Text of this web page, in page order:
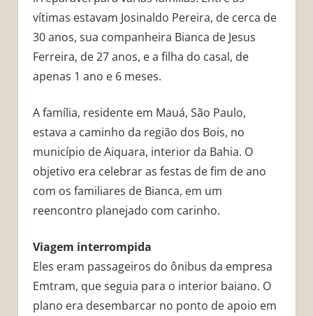
vítimas estavam Josinaldo Pereira, de cerca de
30 anos, sua companheira Bianca de Jesus
Ferreira, de 27 anos, e a filha do casal, de
apenas 1 ano e 6 meses.
A família, residente em Mauá, São Paulo,
estava a caminho da região dos Bois, no
município de Aiquara, interior da Bahia. O
objetivo era celebrar as festas de fim de ano
com os familiares de Bianca, em um
reencontro planejado com carinho.
Viagem interrompida
Eles eram passageiros do ônibus da empresa
Emtram, que seguia para o interior baiano. O
plano era desembarcar no ponto de apoio em